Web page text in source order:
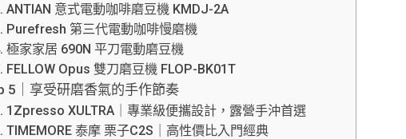
ANTIAN 意式電動咖啡磨豆機 KMDJ-2A
Purefresh 第三代電動咖啡慢磨機
極家家居 690N 平刀電動磨豆機
FELLOW Opus 雙刀磨豆機 FLOP-BK01T
5｜享受研磨香氣的手作節奏
1Zpresso XULTRA｜專業級便攜設計，露營手沖首選
TIMEMORE 泰摩 栗子C2S｜高性價比入門經典